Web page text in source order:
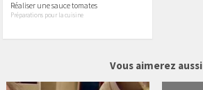
Réaliser une sauce tomates
Préparations pour la cuisine
Vous aimerez aussi